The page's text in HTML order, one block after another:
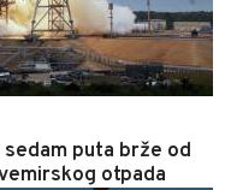
puta brže od
otpada